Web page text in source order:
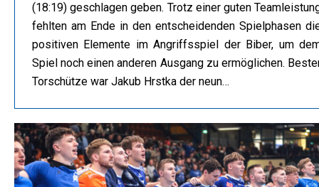
(18:19) geschlagen geben. Trotz einer guten
fehlten am Ende in den entscheidenden Spielphasen
positiven Elemente im Angriffsspiel der Biber, um
Spiel noch einen anderen Ausgang zu ermöglichen.
Torschütze war Jakub Hrstka der neun…